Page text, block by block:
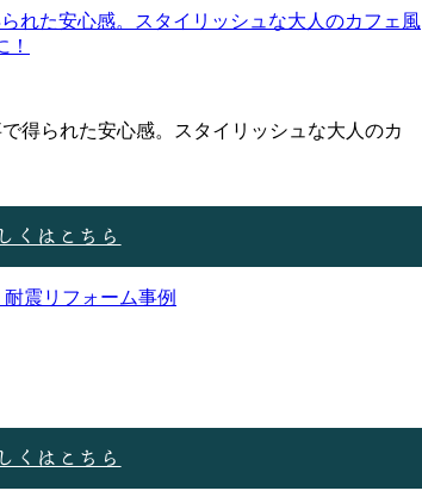
得られた安心感。スタイリッシュな大人のカ
くはこちら
くはこちら